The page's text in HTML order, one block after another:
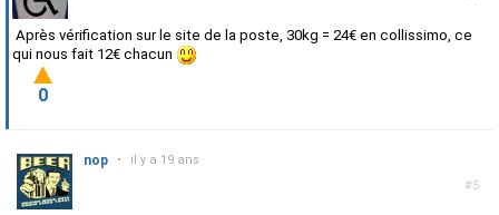
Après vérification sur le site de la poste, 30kg = 24€ en collissimo, ce
qui nous fait 12€ chacun
0
#5
nop • il y a 19 ans